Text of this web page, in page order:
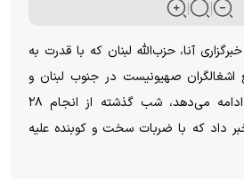
آنا، حزب‌الله لبنان که با قدرت به
صهیونیست در جنوب لبنان و
شمال فلسطین اشغالی ادامه می‌دهد، شب گذشته از انجام ۲۸
۲۴ ساعت خبر داد که با ضربات سخت و کوبنده علیه